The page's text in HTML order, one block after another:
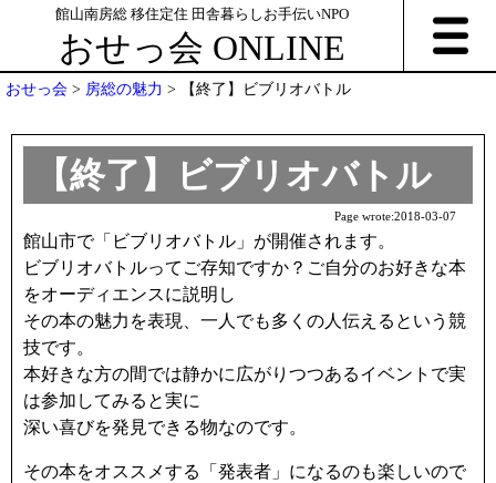
館山南房総 移住定住 田舎暮らしお手伝いNPO
おせっ会 ONLINE
おせっ会 > 房総の魅力 > 【終了】ビブリオバトル
【終了】ビブリオバトル
Page wrote:2018-03-07
館山市で「ビブリオバトル」が開催されます。
ビブリオバトルってご存知ですか？ご自分のお好きな本
をオーディエンスに説明し
その本の魅力を表現、一人でも多くの人伝えるという競
技です。
本好きな方の間では静かに広がりつつあるイベントで実
は参加してみると実に
深い喜びを発見できる物なのです。
その本をオススメする「発表者」になるのも楽しいので